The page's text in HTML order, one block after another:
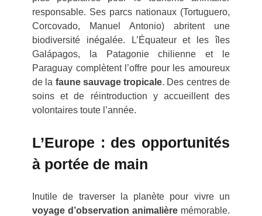
responsable. Ses parcs nationaux (Tortuguero,
Corcovado, Manuel Antonio) abritent une
biodiversité inégalée. L’Équateur et les îles
Galápagos, la Patagonie chilienne et le
Paraguay complètent l’offre pour les amoureux
de la faune sauvage tropicale. Des centres de
soins et de réintroduction y accueillent des
volontaires toute l’année.
L’Europe : des opportunités
à portée de main
Inutile de traverser la planète pour vivre un
voyage d’observation animalière mémorable.